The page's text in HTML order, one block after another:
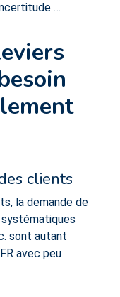
…
clients
la demande de
sont autant
avec peu